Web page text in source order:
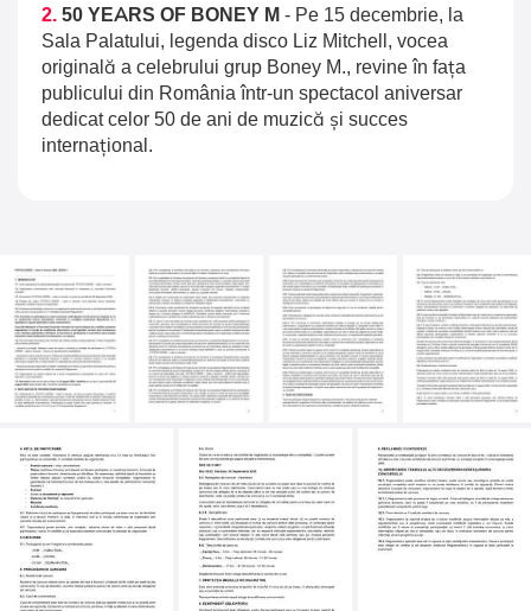
2. 50 YEARS OF BONEY M - Pe 15 decembrie, la
Sala Palatului, legenda disco Liz Mitchell, vocea
originală a celebrului grup Boney M., revine în fața
publicului din România într-un spectacol aniversar
dedicat celor 50 de ani de muzică și succes
internațional.